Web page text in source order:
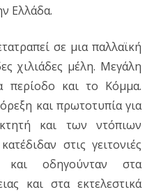
Ελλάδα.
σε μια παλλαϊκή
χιλιάδες μέλη. Μεγάλη
περίοδο και το Κόμμα.
και πρωτοτυπία για
και των ντόπιων
στις γειτονιές
και οδηγούνταν στα
και στα εκτελεστικά